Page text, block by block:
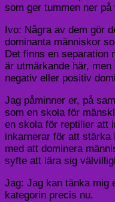
som ger tummen ner på
Ivo: Några av dem gör
dominanta människor
Det finns en separation
är utmärkande här,
negativ eller positiv
Jag påminner er, på
som en skola för
en skola för reptilier att
inkarnerar för att stärka
med att dominera
syfte att lära sig
Jag: Jag kan tänka mig
kategorin precis nu.